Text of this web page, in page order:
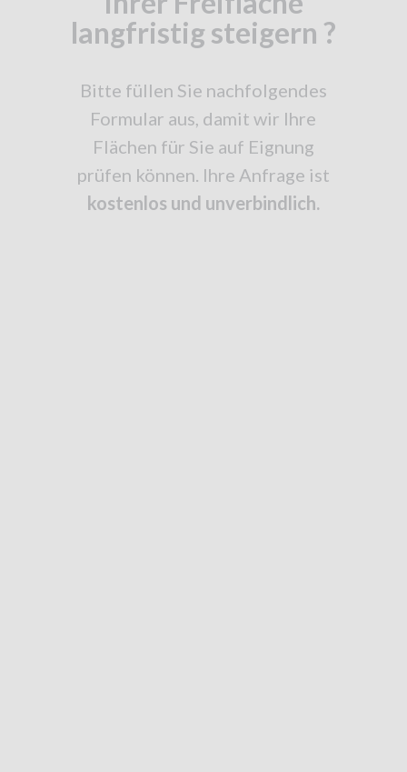
langfristig steigern ?
Bitte füllen Sie nachfolgendes
Formular aus, damit wir Ihre
Flächen für Sie auf Eignung
prüfen können. Ihre Anfrage ist
kostenlos und unverbindlich.